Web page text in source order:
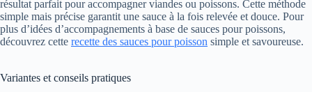
résultat parfait pour accompagner viandes ou poissons. Cette méthode
simple mais précise garantit une sauce à la fois relevée et douce. Pour
plus d’idées d’accompagnements à base de sauces pour poissons,
découvrez cette recette des sauces pour poisson simple et savoureuse.
Variantes et conseils pratiques